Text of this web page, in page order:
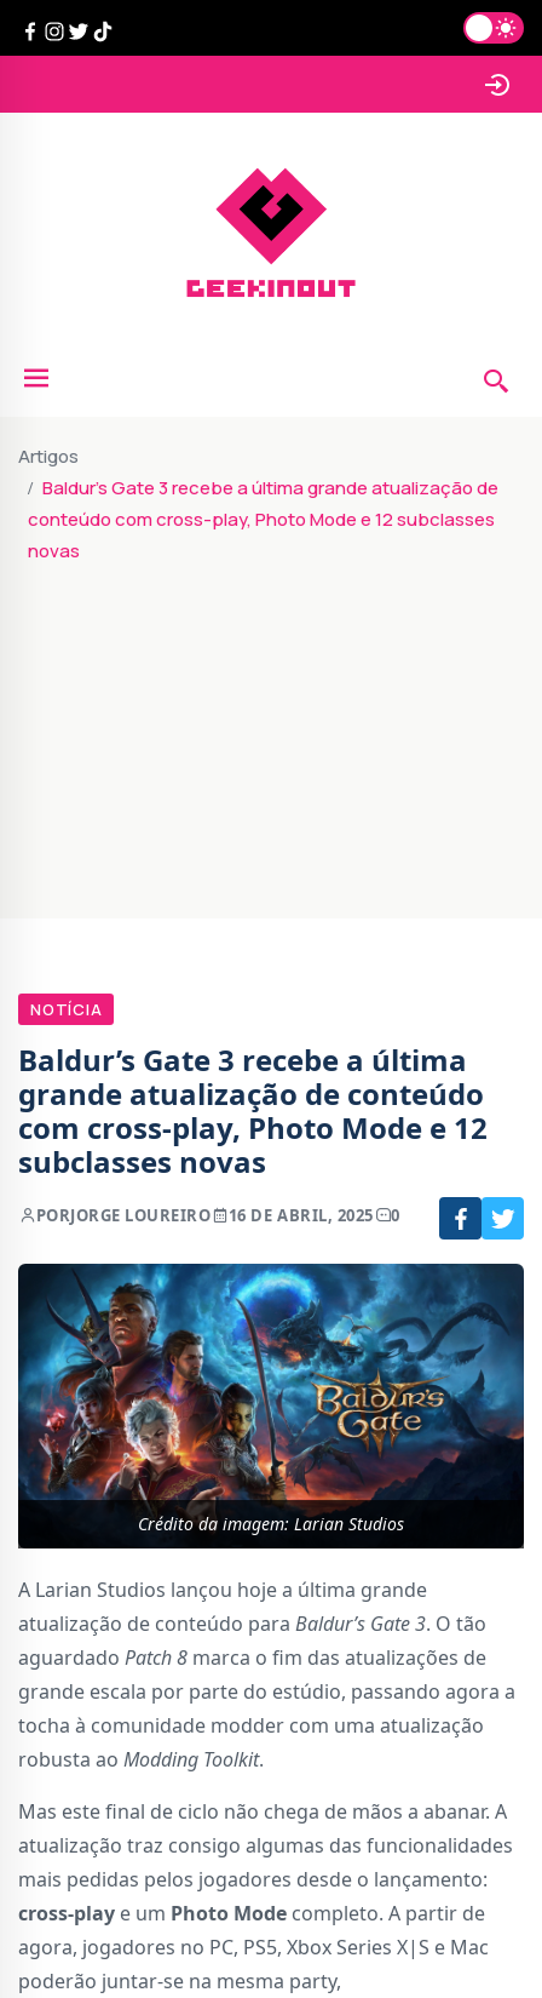
Artigos
Baldur’s Gate 3 recebe a última grande atualização de
conteúdo com cross-play, Photo Mode e 12 subclasses
novas
NOTÍCIA
Baldur’s Gate 3 recebe a última
grande atualização de conteúdo
com cross-play, Photo Mode e 12
subclasses novas
PORJORGE LOUREIRO 16 DE ABRIL, 2025 0
Crédito da imagem: Larian Studios
A Larian Studios lançou hoje a última grande
atualização de conteúdo para Baldur’s Gate 3. O tão
aguardado Patch 8 marca o fim das atualizações de
grande escala por parte do estúdio, passando agora a
tocha à comunidade modder com uma atualização
robusta ao Modding Toolkit.
Mas este final de ciclo não chega de mãos a abanar. A
atualização traz consigo algumas das funcionalidades
mais pedidas pelos jogadores desde o lançamento:
cross-play e um Photo Mode completo. A partir de
agora, jogadores no PC, PS5, Xbox Series X|S e Mac
poderão juntar-se na mesma party,